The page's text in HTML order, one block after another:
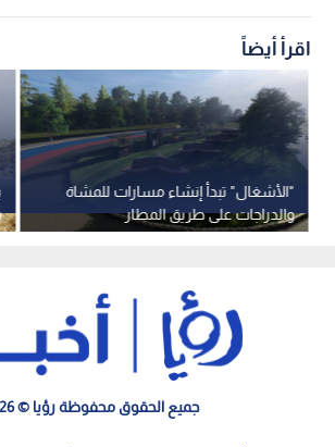
اقرأ أيضاً
"الأشغال" تبدأ إنشاء مسارات للمشاة
والدراجات على طريق المطار
جميع الحقوق محفوظة رؤيا © 2026